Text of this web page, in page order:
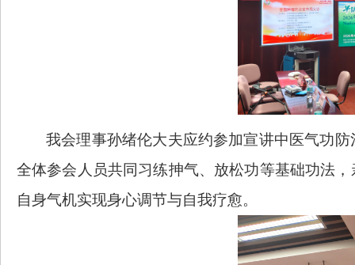
我会理事孙绪伦大夫应约参加宣讲中医气功
全体参会人员共同习练抻气、放松功等基础功法
自身气机实现身心调节与自我疗愈。